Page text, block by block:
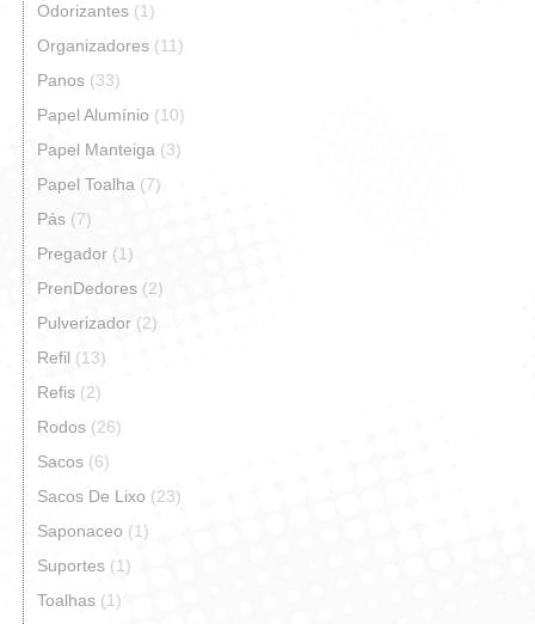
Odorizantes (1)
Organizadores (11)
Panos (33)
Papel Alumínio (10)
Papel Manteiga (3)
Papel Toalha (7)
Pás (7)
Pregador (1)
PrenDedores (2)
Pulverizador (2)
Refil (13)
Refis (2)
Rodos (26)
Sacos (6)
Sacos De Lixo (23)
Saponaceo (1)
Suportes (1)
Toalhas (1)